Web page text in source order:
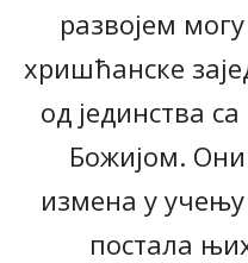
развојем
хришћанске
од јединства
Божијом. Они
измена у
постала